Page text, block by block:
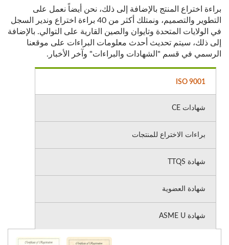
براءة اختراع المنتج بالإضافة إلى ذلك، نحن أيضاً نعمل على
التطوير والتصميم، ونمتلك أكثر من 40 براءة اختراع وندير السجل
في الولايات المتحدة وتايوان والصين القارية على التوالي. بالإضافة
إلى ذلك، سيتم تحديث أحدث معلومات البراءات على موقعنا
الرسمي في قسم "الشهادات والبراءات" وآخر الأخبار.
ISO 9001
شهادات CE
براءات الاختراع للمنتجات
شهادة TTQS
شهادة العضوية
شهادة ASME U